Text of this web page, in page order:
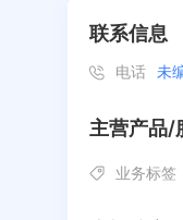
联系信息
电话 未
主营产品/
业务标签